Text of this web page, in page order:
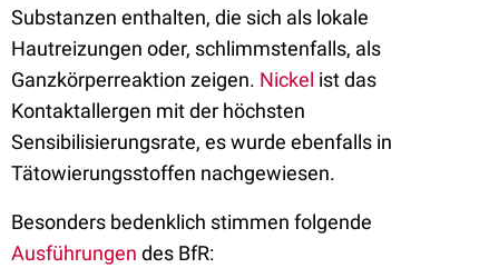
Substanzen enthalten, die sich als lokale
Hautreizungen oder, schlimmstenfalls, als
Ganzkörperreaktion zeigen. Nickel ist das
Kontaktallergen mit der höchsten
Sensibilisierungsrate, es wurde ebenfalls in
Tätowierungsstoffen nachgewiesen.
Besonders bedenklich stimmen folgende
Ausführungen des BfR: